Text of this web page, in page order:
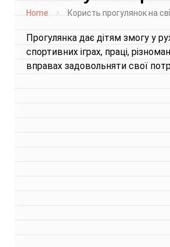
Home Користь прогулянок на
Прогулянка дає дітям змогу у
спортивних іграх, праці,
вправах задовольняти свої